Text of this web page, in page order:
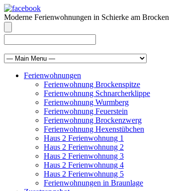
Moderne Ferienwohnungen in Schierke am Brocken
Ferienwohnungen
Ferienwohnung Brockenspitze
Ferienwohnung Schnarcherklippe
Ferienwohnung Wurmberg
Ferienwohnung Feuerstein
Ferienwohnung Brockenzwerg
Ferienwohnung Hexenstübchen
Haus 2 Ferienwohnung 1
Haus 2 Ferienwohnung 2
Haus 2 Ferienwohnung 3
Haus 2 Ferienwohnung 4
Haus 2 Ferienwohnung 5
Ferienwohnungen in Braunlage